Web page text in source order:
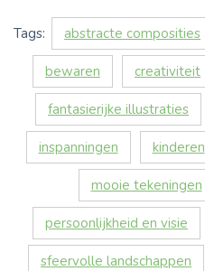
Tags: abstracte composities
bewaren creativiteit
fantasierijke illustraties
inspanningen kinderen
mooie tekeningen
persoonlijkheid en visie
sfeervolle landschappen